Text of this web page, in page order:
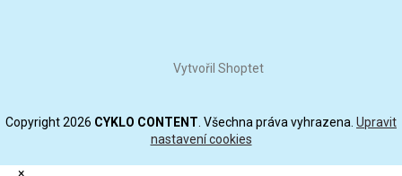
Vytvořil Shoptet
Copyright 2026 CYKLO CONTENT . Všechna práva vyhrazena. Upravit
nastavení cookies
×